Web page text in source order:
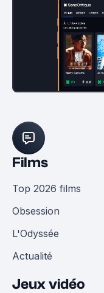
Films
Top 2026 films
Obsession
L'Odyssée
Actualité
Jeux vidéo